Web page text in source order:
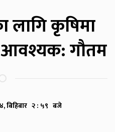
लागि कृषिमा
गौतम
बिहिबार २ : ५९ बजे